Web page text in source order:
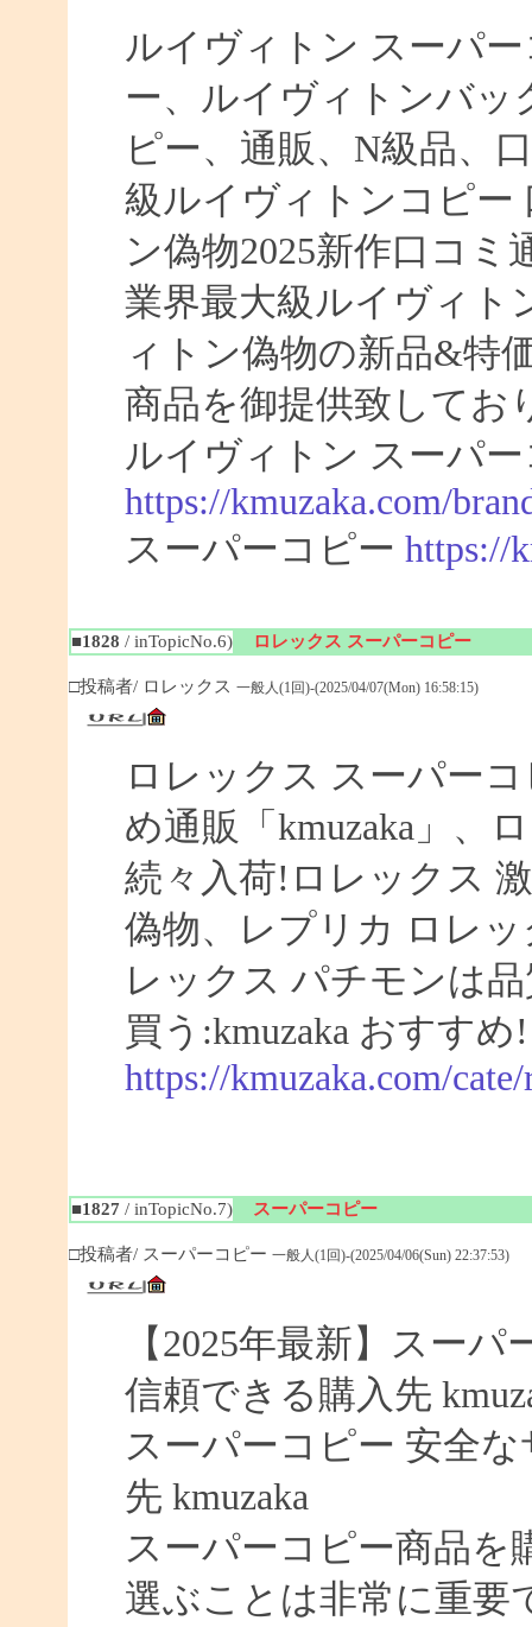
ルイヴィトン スーパ
ー、ルイヴィトンバ
ピー、通販、N級品、
級ルイヴィトンコピー
ン偽物2025新作口コ
業界最大級ルイヴィト
ィトン偽物の新品&特
商品を御提供致してお
ルイヴィトン スーパ
https://kmuzaka.com/
スーパーコピー https://
■1828 / inTopicNo.6) ロレックス スーパーコピー
□投稿者/ ロレックス 一般人(1回)-(2025/04/07(Mon) 16:58:15)
ロレックス スーパー
め通販「kmuzaka」、
続々入荷!ロレックス
偽物、レプリカ ロレ
レックス パチモンは
買う:kmuzaka おすすめ!
https://kmuzaka.com/
■1827 / inTopicNo.7) スーパーコピー
□投稿者/ スーパーコピー 一般人(1回)-(2025/04/06(Sun) 22:37:53)
【2025年最新】スー
信頼できる購入先
スーパーコピー 安全
先 kmuzaka
スーパーコピー商品を
選ぶことは非常に重要